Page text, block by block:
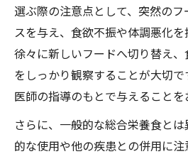
選ぶ際の注意点として、突然の
スを与え、食欲不振や体調悪化を
徐々に新しいフードへ切り替え
をしっかり観察することが大切
医師の指導のもとで与えることを
さらに、一般的な総合栄養食と
的な使用や他の疾患との併用に